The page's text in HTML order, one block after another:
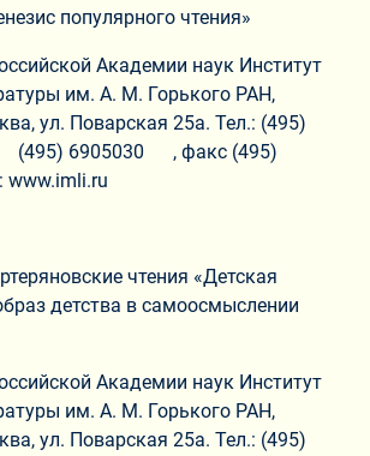
популярного чтения»
Академии наук Институт
им. А. М. Горького РАН,
ул. Поварская 25а. Тел.: (495)
6905030 , факс (495)
www.imli.ru
чтения «Детская
детства в самоосмыслении
Академии наук Институт
им. А. М. Горького РАН,
ул. Поварская 25а. Тел.: (495)